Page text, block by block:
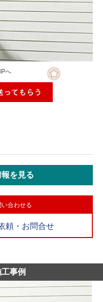
へ
を見る
合わせる
頼・お問合せ
事例